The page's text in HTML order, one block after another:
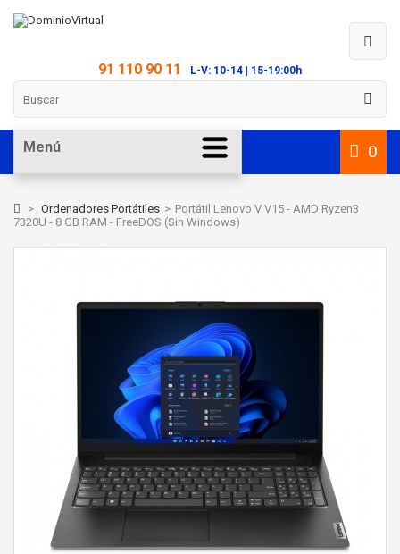
91 110 90 11 L-V: 10-14 | 15-19:00h
0
Menú
> Ordenadores Portátiles > Portátil Lenovo V V15 - AMD Ryzen3
7320U - 8 GB RAM - FreeDOS (Sin Windows)